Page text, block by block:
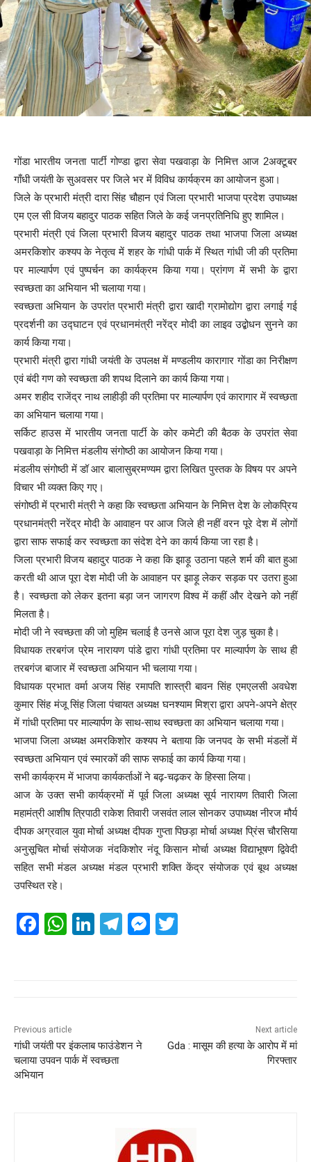
गोंडा भारतीय जनता पार्टी गोण्डा द्वारा सेवा पखवाड़ा के निमित्त आज 2अक्टूबर
गाँधी जयंती के सुअवसर पर जिले भर में विविध कार्यक्रम का आयोजन हुआ।
जिले के प्रभारी मंत्री दारा सिंह चौहान एवं जिला प्रभारी भाजपा प्रदेश उपाध्यक्ष
एम एल सी विजय बहादुर पाठक सहित जिले के कई जनप्रतिनिधि हुए शामिल।
प्रभारी मंत्री एवं जिला प्रभारी विजय बहादुर पाठक तथा भाजपा जिला अध्यक्ष
अमरकिशोर कश्यप के नेतृत्व में शहर के गांधी पार्क में स्थित गांधी जी की प्रतिमा
पर माल्यार्पण एवं पुष्पर्चन का कार्यक्रम किया गया। प्रांगण में सभी के द्वारा
स्वच्छता का अभियान भी चलाया गया।
स्वच्छता अभियान के उपरांत प्रभारी मंत्री द्वारा खादी ग्रामोद्योग द्वारा लगाई गई
प्रदर्शनी का उद्घाटन एवं प्रधानमंत्री नरेंद्र मोदी का लाइव उद्बोधन सुनने का
कार्य किया गया।
प्रभारी मंत्री द्वारा गांधी जयंती के उपलक्ष में मण्डलीय कारागार गोंडा का निरीक्षण
एवं बंदी गण को स्वच्छता की शपथ दिलाने का कार्य किया गया।
अमर शहीद राजेंद्र नाथ लाहीड़ी की प्रतिमा पर माल्यार्पण एवं कारागार में स्वच्छता
का अभियान चलाया गया।
सर्किट हाउस में भारतीय जनता पार्टी के कोर कमेटी की बैठक के उपरांत सेवा
पखवाड़ा के निमित्त मंडलीय संगोष्ठी का आयोजन किया गया।
मंडलीय संगोष्ठी में डॉ आर बालासुब्रमण्यम द्वारा लिखित पुस्तक के विषय पर अपने
विचार भी व्यक्त किए गए।
संगोष्ठी में प्रभारी मंत्री ने कहा कि स्वच्छता अभियान के निमित्त देश के लोकप्रिय
प्रधानमंत्री नरेंद्र मोदी के आवाहन पर आज जिले ही नहीं वरन पूरे देश में लोगों
द्वारा साफ सफाई कर स्वच्छता का संदेश देने का कार्य किया जा रहा है।
जिला प्रभारी विजय बहादुर पाठक ने कहा कि झाड़ू उठाना पहले शर्म की बात हुआ
करती थी आज पूरा देश मोदी जी के आवाहन पर झाड़ू लेकर सड़क पर उतरा हुआ
है। स्वच्छता को लेकर इतना बड़ा जन जागरण विश्व में कहीं और देखने को नहीं
मिलता है।
मोदी जी ने स्वच्छता की जो मुहिम चलाई है उनसे आज पूरा देश जुड़ चुका है।
विधायक तरबगंज प्रेम नारायण पांडे द्वारा गांधी प्रतिमा पर माल्यार्पण के साथ ही
तरबगंज बाजार में स्वच्छता अभियान भी चलाया गया।
विधायक प्रभात वर्मा अजय सिंह रमापति शास्त्री बावन सिंह एमएलसी अवधेश
कुमार सिंह मंजू सिंह जिला पंचायत अध्यक्ष घनश्याम मिश्रा द्वारा अपने-अपने क्षेत्र
में गांधी प्रतिमा पर माल्यार्पण के साथ-साथ स्वच्छता का अभियान चलाया गया।
भाजपा जिला अध्यक्ष अमरकिशोर कश्यप ने बताया कि जनपद के सभी मंडलों में
स्वच्छता अभियान एवं स्मारकों की साफ सफाई का कार्य किया गया।
सभी कार्यक्रम में भाजपा कार्यकर्ताओं ने बढ़-चढ़कर के हिस्सा लिया।
आज के उक्त सभी कार्यक्रमों में पूर्व जिला अध्यक्ष सूर्य नारायण तिवारी जिला
महामंत्री आशीष त्रिपाठी राकेश तिवारी जसवंत लाल सोनकर उपाध्यक्ष नीरज मौर्य
दीपक अग्रवाल युवा मोर्चा अध्यक्ष दीपक गुप्ता पिछड़ा मोर्चा अध्यक्ष प्रिंस चौरसिया
अनुसूचित मोर्चा संयोजक नंदकिशोर नंदू किसान मोर्चा अध्यक्ष विद्याभूषण द्विवेदी
सहित सभी मंडल अध्यक्ष मंडल प्रभारी शक्ति केंद्र संयोजक एवं बूथ अध्यक्ष
उपस्थित रहे।
F
o
o
k
W
p
p
Li
T
m
M
er
Previous article
गांधी जयंती पर इंकलाब फाउंडेशन ने
चलाया उपवन पार्क में स्वच्छता
अभियान
Next article
Gda : मासूम की हत्या के आरोप में मां
गिरफ्तार